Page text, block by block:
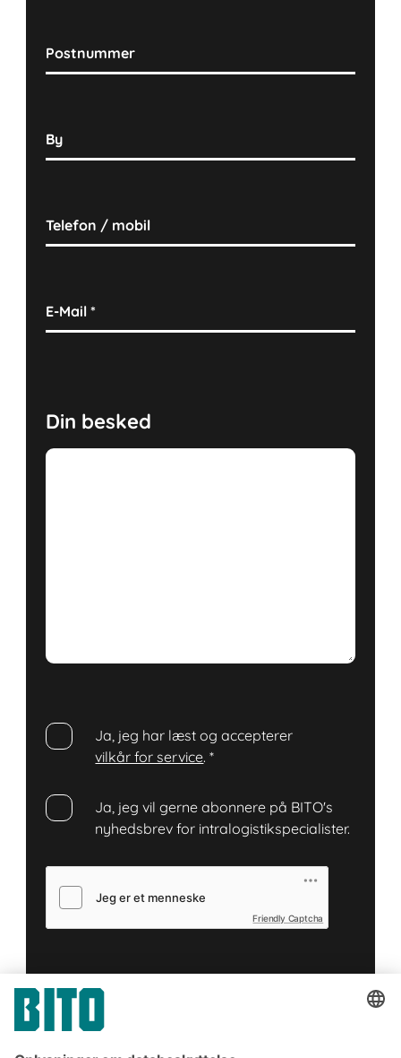
Postnummer
By
Telefon / mobil
E-Mail*
Din besked
Ja, jeg har læst og accepterer
vilkår for service.*
Ja, jeg vil gerne abonnere på BITO's
nyhedsbrev for intralogistikspecialister.
Friendly Captcha
Indsend